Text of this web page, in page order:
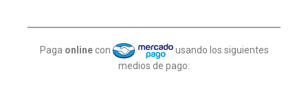
Paga online con
usando los siguientes
medios de pago: